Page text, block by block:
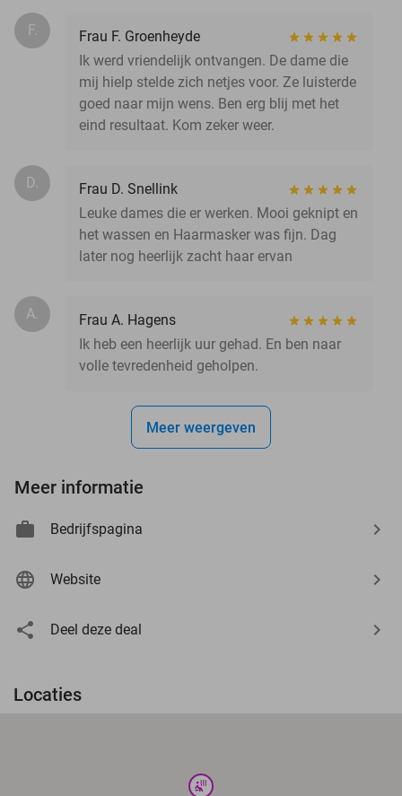
F.
Frau F. Groenheyde
Ik werd vriendelijk ontvangen. De dame die
mij hielp stelde zich netjes voor. Ze luisterde
goed naar mijn wens. Ben erg blij met het
eind resultaat. Kom zeker weer.
D.
Frau D. Snellink
Leuke dames die er werken. Mooi geknipt en
het wassen en Haarmasker was fijn. Dag
later nog heerlijk zacht haar ervan
A.
Frau A. Hagens
Ik heb een heerlijk uur gehad. En ben naar
volle tevredenheid geholpen.
Meer weergeven
Meer informatie
Bedrijfspagina
Website
Deel deze deal
Locaties
wellness